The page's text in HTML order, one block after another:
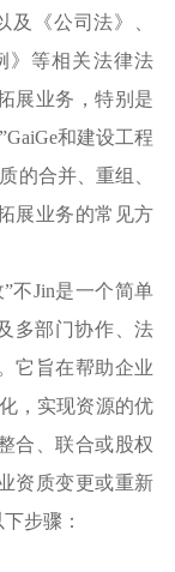
及《公司法》、
》等相关法律法
展业务，特别是
和建设工程
的合并、重组、
展业务的常见方
不Jin是一个简单
多部门协作、法
它旨在帮助企业
，实现资源的优
合、联合或股权
资质变更或重新
步骤：